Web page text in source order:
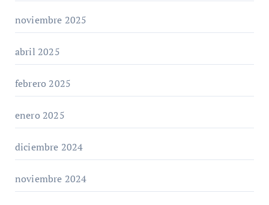
noviembre 2025
abril 2025
febrero 2025
enero 2025
diciembre 2024
noviembre 2024